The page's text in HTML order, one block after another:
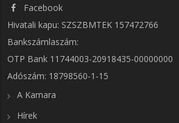
Facebook
Hivatali kapu: SZSZBMTEK 157472766
Bankszámlaszám:
OTP Bank 11744003-20918435-00000000
Adószám: 18798560-1-15
A Kamara
Hírek